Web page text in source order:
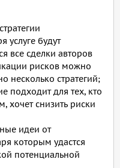
услуге будут
все сделки авторов
рисков можно
несколько стратегий;
подходит для тех, кто
хочет снизить риски
идеи от
которым удастся
потенциальной